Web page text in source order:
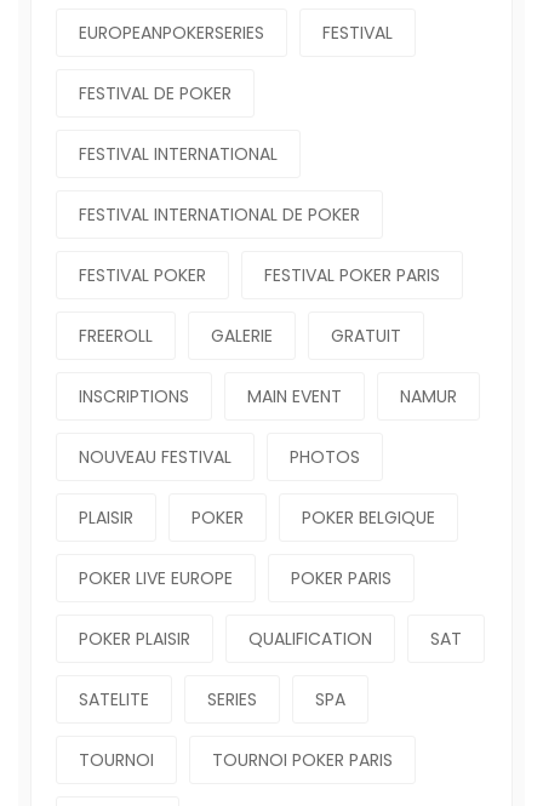
EUROPEANPOKERSERIES FESTIVAL
FESTIVAL DE POKER
FESTIVAL INTERNATIONAL
FESTIVAL INTERNATIONAL DE POKER
FESTIVAL POKER FESTIVAL POKER PARIS
FREEROLL GALERIE GRATUIT
INSCRIPTIONS MAIN EVENT NAMUR
NOUVEAU FESTIVAL PHOTOS
PLAISIR POKER POKER BELGIQUE
POKER LIVE EUROPE POKER PARIS
POKER PLAISIR QUALIFICATION SAT
SATELITE SERIES SPA
TOURNOI TOURNOI POKER PARIS